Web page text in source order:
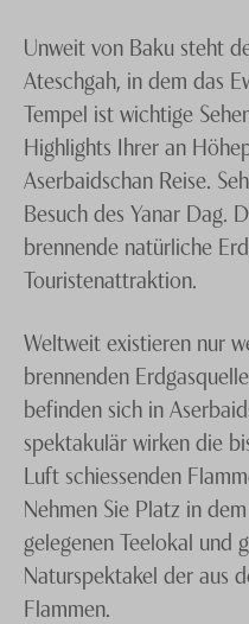
Unweit von Baku steht
Ateschgah, in dem das
Tempel ist wichtige
Highlights Ihrer an
Aserbaidschan Reise.
Besuch des Yanar Dag.
brennende natürliche
Touristenattraktion.
Weltweit existieren nur
brennenden
befinden sich in
spektakulär wirken die
Luft schiessenden
Nehmen Sie Platz in
gelegenen Teelokal und
Naturspektakel der aus
Flammen.